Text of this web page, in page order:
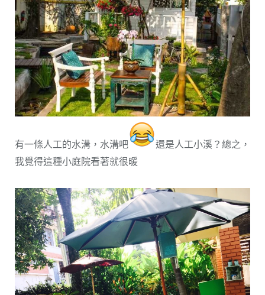
有一條人工的水溝，水溝吧
還是人工小溪？總之，
我覺得這種小庭院看著就很暖